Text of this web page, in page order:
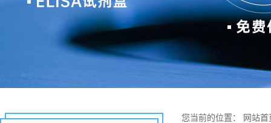
您当前的位置： 网站首